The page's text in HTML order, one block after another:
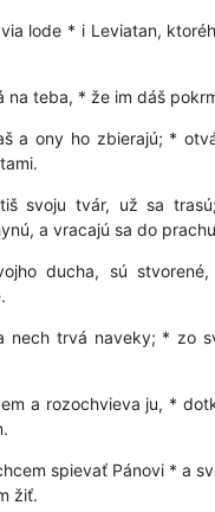
lode * i Leviatan,
na teba, * že im dáš
a ony ho zbierajú; *
svoju tvár, už sa
a vracajú sa do
ducha, sú
nech trvá naveky; * zo
a rozochvieva ju, *
spievať Pánovi * a
žiť.